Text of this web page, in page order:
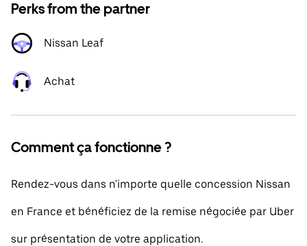
Perks from the partner
Nissan Leaf
Achat
Comment ça fonctionne ?
Rendez-vous dans n'importe quelle concession Nissan
en France et bénéficiez de la remise négociée par Uber
sur présentation de votre application.